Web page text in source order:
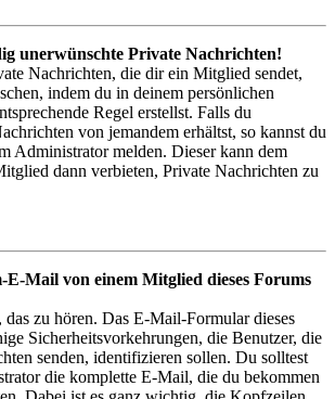
unerwünschte Private Nachrichten!
Nachrichten, die dir ein Mitglied sendet,
indem du in deinem persönlichen
Regel erstellst. Falls du
von jemandem erhältst, so kannst du
Administrator melden. Dieser kann dem
dann verbieten, Private Nachrichten zu
E-Mail von einem Mitglied dieses Forums
das zu hören. Das E-Mail-Formular dieses
Sicherheitsvorkehrungen, die Benutzer, die
senden, identifizieren sollen. Du solltest
die komplette E-Mail, die du bekommen